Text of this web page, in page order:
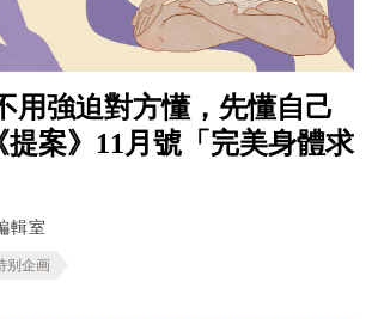
用強迫對方懂，先懂自己
案》11月號「完美身體求
輯室
别企画